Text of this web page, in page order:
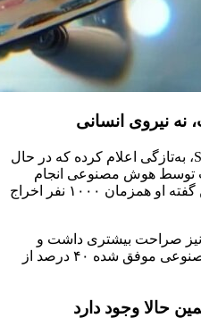
نه نیروی انسانی
مارک بنیوف، مدیرعامل Salesforce، به‌تازگی اعلام کرده که در حال
توسط هوش مصنوعی انجام
می‌شود؛ باید توجه داشت که با این گفته او همزمان ۱۰۰۰ نفر اخراج
مدیرعامل شرکت فین‌تک Klarna نیز صراحت بیشتری داشت و
گفت این شرکت به کمک هوش مصنوعی موفق شده ۴۰ درصد از
حالا وجود دارد